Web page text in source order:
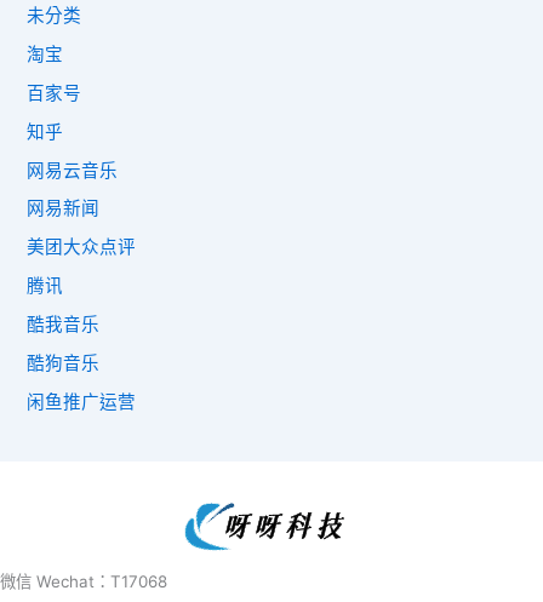
未分类
淘宝
百家号
知乎
网易云音乐
网易新闻
美团大众点评
腾讯
酷我音乐
酷狗音乐
闲鱼推广运营
微信 Wechat：T17068